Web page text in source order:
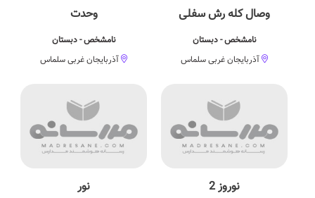
وصال كله رش سفلی
نامشخص - دبستان
آذربایجان غربی سلماس
وحدت
نامشخص - دبستان
آذربایجان غربی سلماس
نوروز 2 نور